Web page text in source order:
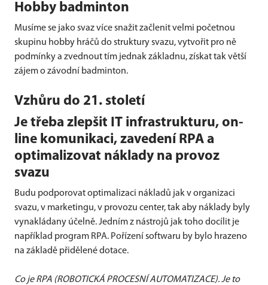
Hobby badminton
Musíme se jako svaz více snažit začlenit velmi početnou
skupinu hobby hráčů do struktury svazu, vytvořit pro ně
podmínky a zvednout tím jednak základnu, získat tak větší
zájem o závodní badminton.
Vzhůru do 21. století
Je třeba zlepšit IT infrastrukturu, on-
line komunikaci, zavedení RPA a
optimalizovat náklady na provoz
svazu
Budu podporovat optimalizaci nákladů jak v organizaci
svazu, v marketingu, v provozu center, tak aby náklady byly
vynakládany účelně. Jedním z nástrojů jak toho docílit je
například program RPA. Pořízení softwaru by bylo hrazeno
na základě přidělené dotace.
Co je RPA (ROBOTICKÁ PROCESNÍ AUTOMATIZACE). Je to